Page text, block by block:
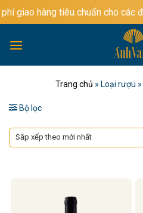
Bỏ
qua
dung
tiêu chuẩn cho các đơn hàng
Trang chủ » Loại rượu »
Bộ lọc